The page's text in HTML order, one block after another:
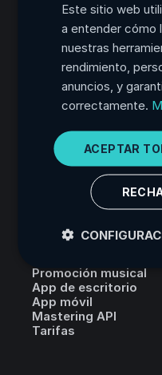
Productos
Online Mastering
Distribución de
Music Samples
Audio Plugins
Cursos de música
Online Stem Splitter
AI Music Composer
AI Stem Generator
Audio Enhancer
Instrumental Maker
Acapella Extractor
Background Noise
Music Collaboration
Red de artistas
Promoción musical
App de escritorio
App móvil
Mastering API
Tarifas
Este sitio web
a entender cómo
nuestras
rendimiento,
anuncios, y
correctamente.
ACEPTAR